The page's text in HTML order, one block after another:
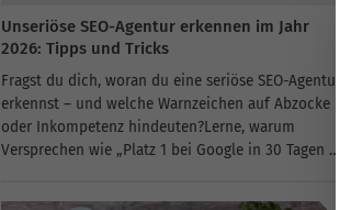
Unseriöse SEO-Agentur erkennen im Jahr
2026: Tipps und Tricks
Fragst du dich, woran du eine seriöse SEO-Agentur
erkennst – und welche Warnzeichen auf Abzocke
oder Inkompetenz hindeuten?Lerne, warum
Versprechen wie „Platz 1 bei Google in 30 Tagen –